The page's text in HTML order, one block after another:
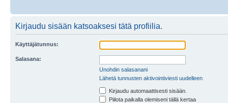
Kirjaudu sisään katsoaksesi tätä profiilia.
Käyttäjätunnus:
Salasana:
Unohdin salasanani
Lähetä tunnusten aktivointiviesti uudelleen
Kirjaudu automaattisesti sisään.
Piilota paikalla olemiseni tällä kertaa